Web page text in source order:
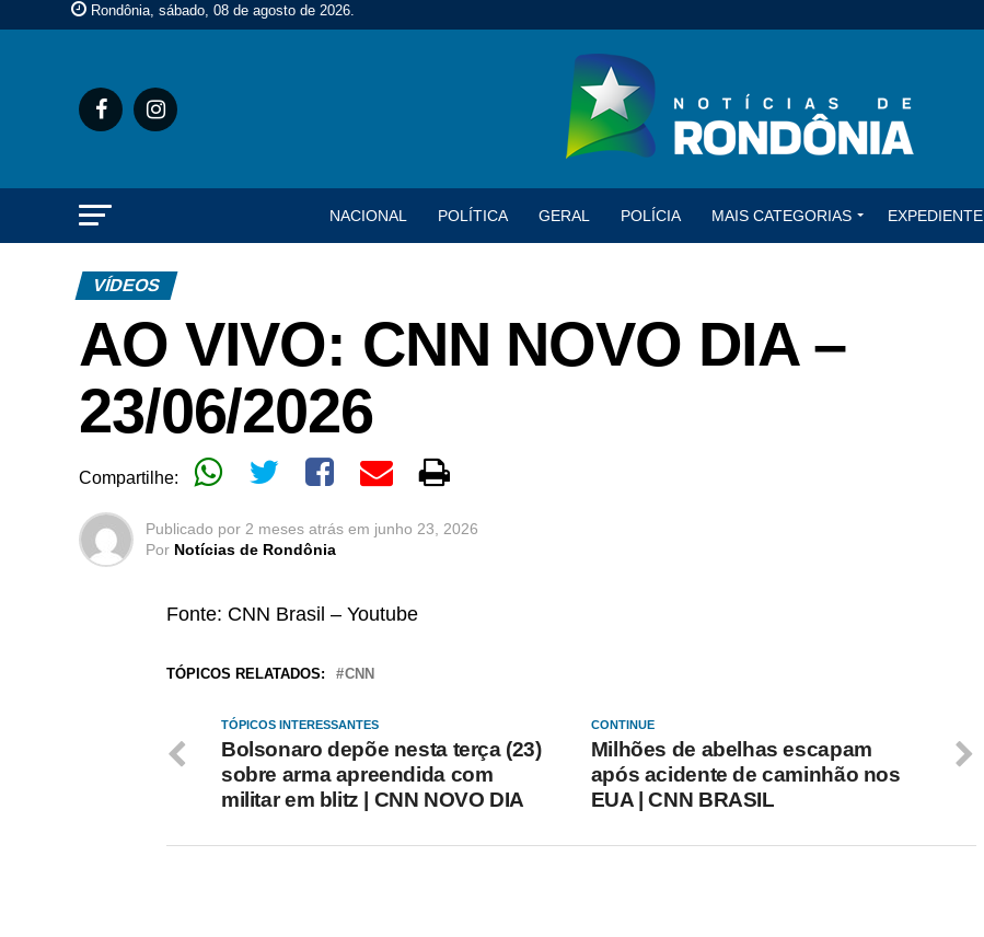
Rondônia, sábado, 08 de agosto de 2026.
NACIONAL POLÍTICA GERAL POLÍCIA MAIS CATEGORIAS EXPEDIENTE
VÍDEOS
AO VIVO: CNN NOVO DIA –
23/06/2026
Compartilhe:
Publicado por 2 meses atrás em junho 23, 2026
Por Notícias de Rondônia
Fonte: CNN Brasil – Youtube
TÓPICOS RELATADOS: CNN
CONTINUE
Milhões de abelhas escapam
após acidente de caminhão nos
EUA | CNN BRASIL
TÓPICOS INTERESSANTES
Bolsonaro depõe nesta terça (23)
sobre arma apreendida com
militar em blitz | CNN NOVO DIA